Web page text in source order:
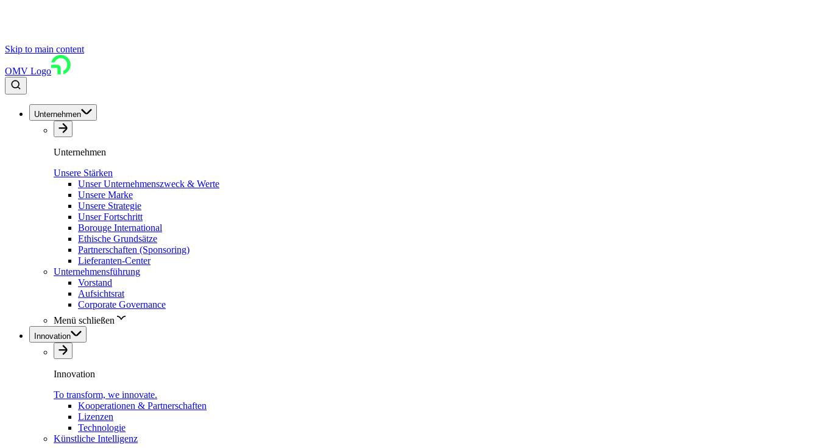
Skip to main content
OMV Logo
Unternehmen
Unternehmen
Unsere Stärken
Unser Unternehmenszweck & Werte
Unsere Marke
Unsere Strategie
Unser Fortschritt
Borouge International
Ethische Grundsätze
Partnerschaften (Sponsoring)
Lieferanten-Center
Unternehmensführung
Vorstand
Aufsichtsrat
Corporate Governance
Menü schließen
Innovation
Innovation
To transform, we innovate.
Kooperationen & Partnerschaften
Lizenzen
Technologie
Künstliche Intelligenz